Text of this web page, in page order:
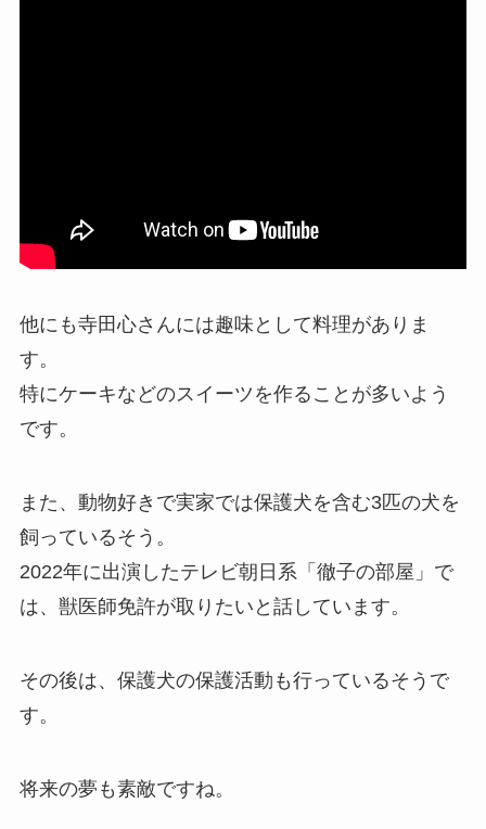
他にも寺田心さんには趣味として料理がありま
す。
特にケーキなどのスイーツを作ることが多いよう
です。
また、動物好きで実家では保護犬を含む3匹の犬を
飼っているそう。
2022年に出演したテレビ朝日系「徹子の部屋」で
は、獣医師免許が取りたいと話しています。
その後は、保護犬の保護活動も行っているそうで
す。
将来の夢も素敵ですね。